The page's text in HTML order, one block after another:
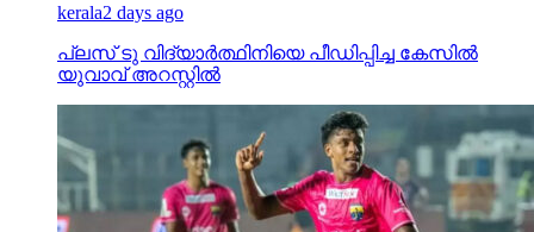
kerala2 days ago
പ്ലസ് ടു വിദ്യാര്‍ത്ഥിനിയെ പീഡിപ്പിച്ച കേസില്‍
യുവാവ് അറസ്റ്റില്‍